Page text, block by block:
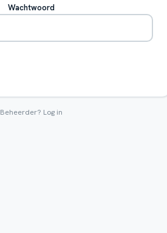
Wachtwoord
Beheerder? Log in